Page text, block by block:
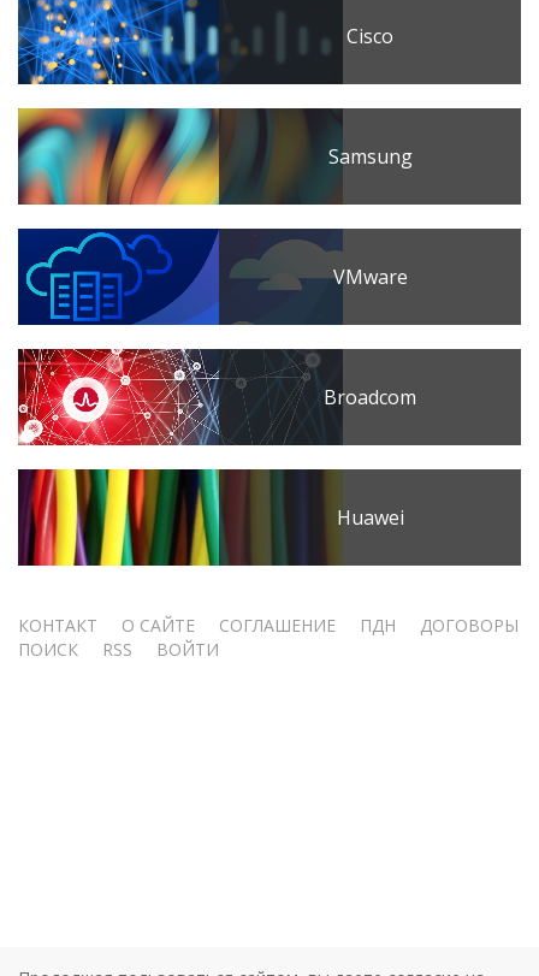
Cisco
Samsung
VMware
Broadcom
Huawei
Меню
КОНТАКТ О САЙТЕ СОГЛАШЕНИЕ ПДН
ДОГОВОРЫ
ПОИСК
RSS ВОЙТИ